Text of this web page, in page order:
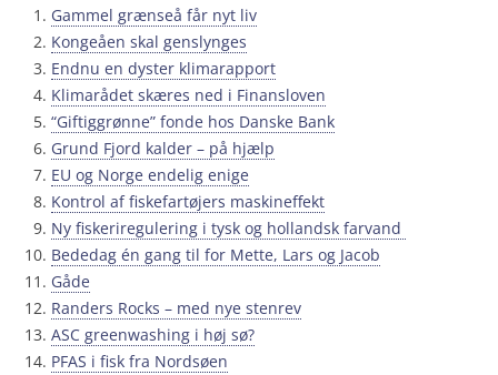
Gammel grænseå får nyt liv
Kongeåen skal genslynges
Endnu en dyster klimarapport
Klimarådet skæres ned i Finansloven
“Giftiggrønne” fonde hos Danske Bank
Grund Fjord kalder – på hjælp
EU og Norge endelig enige
Kontrol af fiskefartøjers maskineffekt
Ny fiskeriregulering i tysk og hollandsk farvand
Bededag én gang til for Mette, Lars og Jacob
Gåde
Randers Rocks – med nye stenrev
ASC greenwashing i høj sø?
PFAS i fisk fra Nordsøen